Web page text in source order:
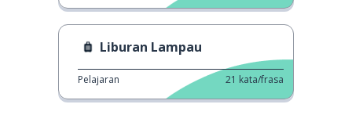
Liburan Lampau
Pelajaran 21 kata/frasa